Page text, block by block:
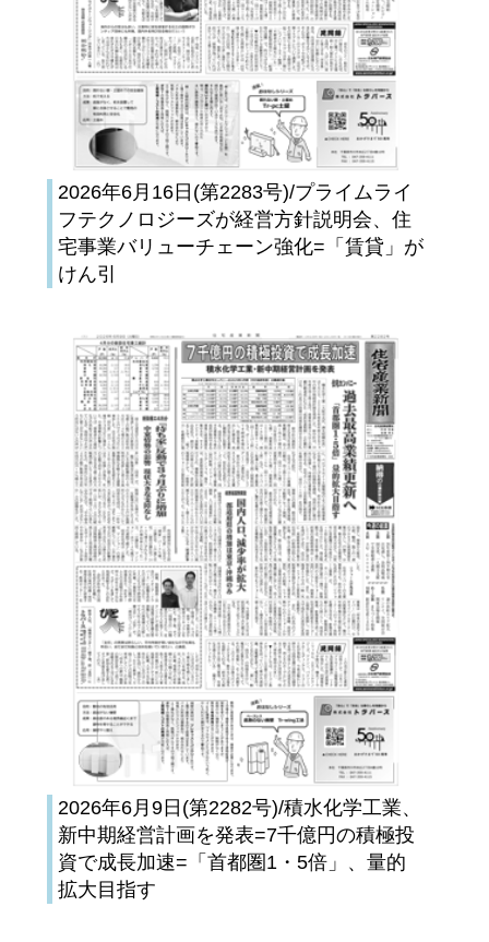
2026年6月16日(第2283号)/プライムライ
フテクノロジーズが経営方針説明会、住
宅事業バリューチェーン強化=「賃貸」が
けん引
2026年6月9日(第2282号)/積水化学工業、
新中期経営計画を発表=7千億円の積極投
資で成長加速=「首都圏1・5倍」、量的
拡大目指す